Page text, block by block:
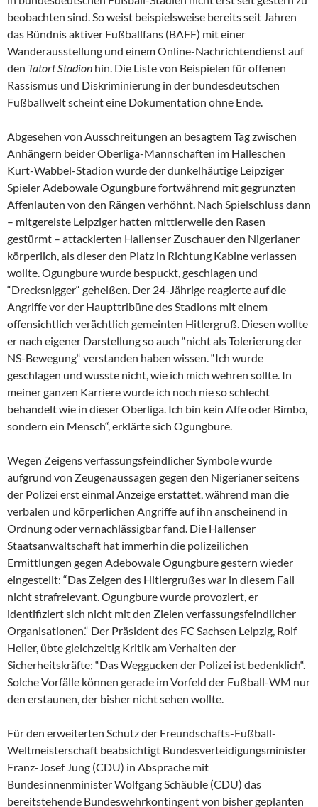
beobachten sind. So weist beispielsweise bereits seit Jahren
das Bündnis aktiver Fußballfans (BAFF) mit einer
Wanderausstellung und einem Online-Nachrichtendienst auf
den Tatort Stadion hin. Die Liste von Beispielen für offenen
Rassismus und Diskriminierung in der bundesdeutschen
Fußballwelt scheint eine Dokumentation ohne Ende.
Abgesehen von Ausschreitungen an besagtem Tag zwischen
Anhängern beider Oberliga-Mannschaften im Halleschen
Kurt-Wabbel-Stadion wurde der dunkelhäutige Leipziger
Spieler Adebowale Ogungbure fortwährend mit gegrunzten
Affenlauten von den Rängen verhöhnt. Nach Spielschluss dann
– mitgereiste Leipziger hatten mittlerweile den Rasen
gestürmt – attackierten Hallenser Zuschauer den Nigerianer
körperlich, als dieser den Platz in Richtung Kabine verlassen
wollte. Ogungbure wurde bespuckt, geschlagen und
“Drecksnigger“ geheißen. Der 24-Jährige reagierte auf die
Angriffe vor der Haupttribüne des Stadions mit einem
offensichtlich verächtlich gemeinten Hitlergruß. Diesen wollte
er nach eigener Darstellung so auch “nicht als Tolerierung der
NS-Bewegung“ verstanden haben wissen. “Ich wurde
geschlagen und wusste nicht, wie ich mich wehren sollte. In
meiner ganzen Karriere wurde ich noch nie so schlecht
behandelt wie in dieser Oberliga. Ich bin kein Affe oder Bimbo,
sondern ein Mensch“, erklärte sich Ogungbure.
Wegen Zeigens verfassungsfeindlicher Symbole wurde
aufgrund von Zeugenaussagen gegen den Nigerianer seitens
der Polizei erst einmal Anzeige erstattet, während man die
verbalen und körperlichen Angriffe auf ihn anscheinend in
Ordnung oder vernachlässigbar fand. Die Hallenser
Staatsanwaltschaft hat immerhin die polizeilichen
Ermittlungen gegen Adebowale Ogungbure gestern wieder
eingestellt: “Das Zeigen des Hitlergrußes war in diesem Fall
nicht strafrelevant. Ogungbure wurde provoziert, er
identifiziert sich nicht mit den Zielen verfassungsfeindlicher
Organisationen.“ Der Präsident des FC Sachsen Leipzig, Rolf
Heller, übte gleichzeitig Kritik am Verhalten der
Sicherheitskräfte: “Das Weggucken der Polizei ist bedenklich“.
Solche Vorfälle können gerade im Vorfeld der Fußball-WM nur
den erstaunen, der bisher nicht sehen wollte.
Für den erweiterten Schutz der Freundschafts-Fußball-
Weltmeisterschaft beabsichtigt Bundesverteidigungsminister
Franz-Josef Jung (CDU) in Absprache mit
Bundesinnenminister Wolfgang Schäuble (CDU) das
bereitstehende Bundeswehrkontingent von bisher geplanten